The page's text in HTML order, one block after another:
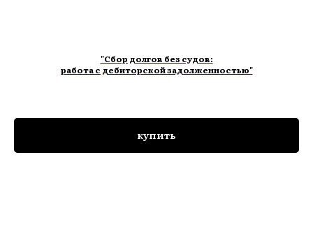
"Сбор долгов без судов:
работа с дебиторской задолженностью"
купить